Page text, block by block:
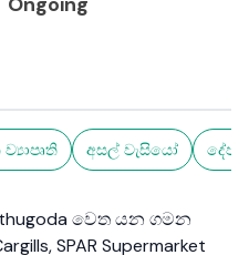
අසල් වැසියෝ දේපල
වෙත යන ගමන
SPAR Supermarket